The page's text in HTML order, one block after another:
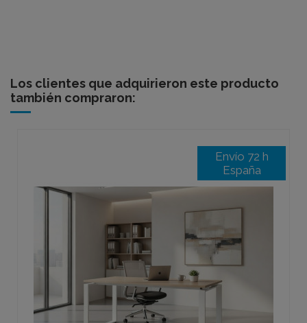
Los clientes que adquirieron este producto
también compraron:
Envío 72 h
España